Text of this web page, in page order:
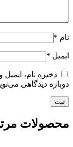
نام *
ایمیل *
ذخیره نام،
دوباره دیدگاهی
محصولات